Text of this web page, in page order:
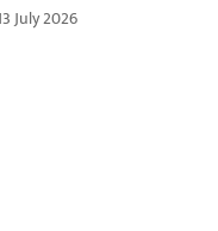
July 2026